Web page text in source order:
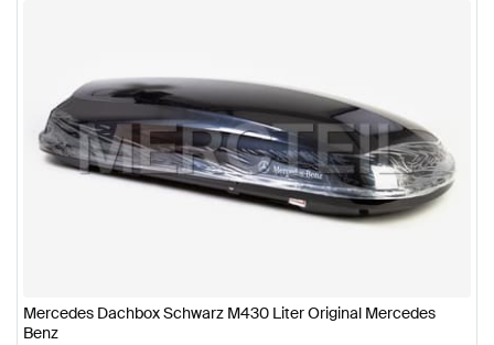
Mercedes Dachbox Schwarz M430 Liter Original Mercedes
Benz